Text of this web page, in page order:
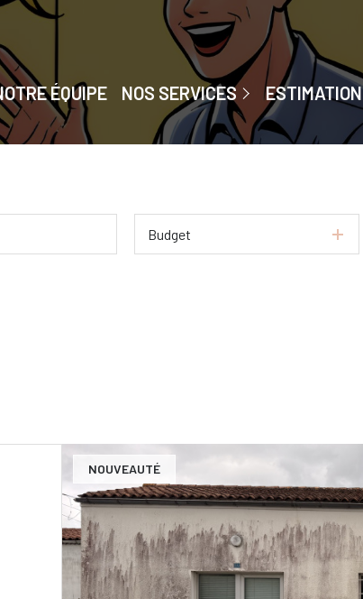
ÉQUIPE NOS SERVICES
Accompagnement De A À Z
Chasseur Immobilier
Home Staging
ESTIMATION
Budget
NOUVEAUTÉ